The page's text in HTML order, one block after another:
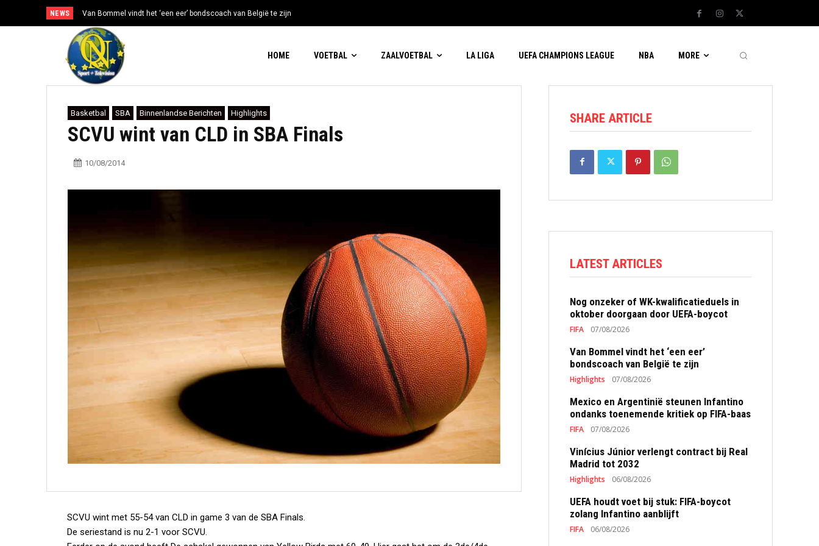
NEWS Van Bommel vindt het ‘een eer’ bondscoach van België te zijn
HOME VOETBAL ZAALVOETBAL LA LIGA UEFA CHAMPIONS LEAGUE NBA MORE
Basketbal SBA Binnenlandse Berichten Highlights
SCVU wint van CLD in SBA Finals
10/08/2014
SCVU wint met 55-54 van CLD in game 3 van de SBA Finals.
De seriestand is nu 2-1 voor SCVU.
SHARE ARTICLE
LATEST ARTICLES
Nog onzeker of WK-kwalificatieduels in
oktober doorgaan door UEFA-boycot
FIFA 07/08/2026
Van Bommel vindt het ‘een eer’
bondscoach van België te zijn
Highlights 07/08/2026
Mexico en Argentinië steunen Infantino
ondanks toenemende kritiek op FIFA-baas
FIFA 07/08/2026
Vinícius Júnior verlengt contract bij Real
Madrid tot 2032
Highlights 06/08/2026
UEFA houdt voet bij stuk: FIFA-boycot
zolang Infantino aanblijft
FIFA 06/08/2026